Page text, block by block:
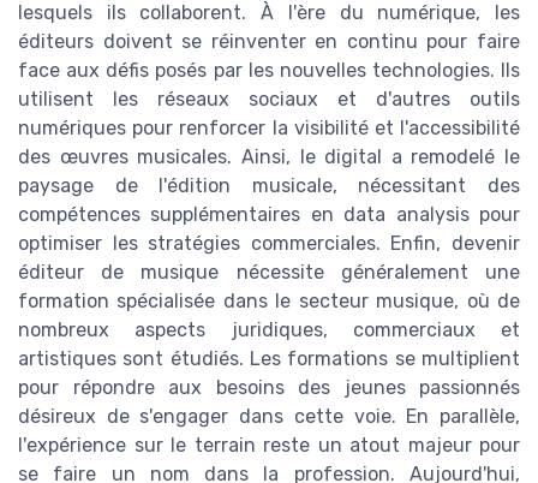
lesquels ils collaborent. À l'ère du numérique, les
éditeurs doivent se réinventer en continu pour faire
face aux défis posés par les nouvelles technologies. Ils
utilisent les réseaux sociaux et d'autres outils
numériques pour renforcer la visibilité et l'accessibilité
des œuvres musicales. Ainsi, le digital a remodelé le
paysage de l'édition musicale, nécessitant des
compétences supplémentaires en data analysis pour
optimiser les stratégies commerciales. Enfin, devenir
éditeur de musique nécessite généralement une
formation spécialisée dans le secteur musique, où de
nombreux aspects juridiques, commerciaux et
artistiques sont étudiés. Les formations se multiplient
pour répondre aux besoins des jeunes passionnés
désireux de s'engager dans cette voie. En parallèle,
l'expérience sur le terrain reste un atout majeur pour
se faire un nom dans la profession. Aujourd'hui,